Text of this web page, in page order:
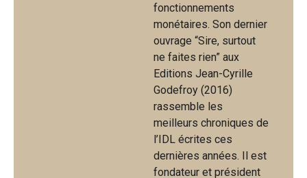
fonctionnements
monétaires. Son dernier
ouvrage “Sire, surtout
ne faites rien” aux
Editions Jean-Cyrille
Godefroy (2016)
rassemble les
meilleurs chroniques de
l’IDL écrites ces
dernières années. Il est
fondateur et président